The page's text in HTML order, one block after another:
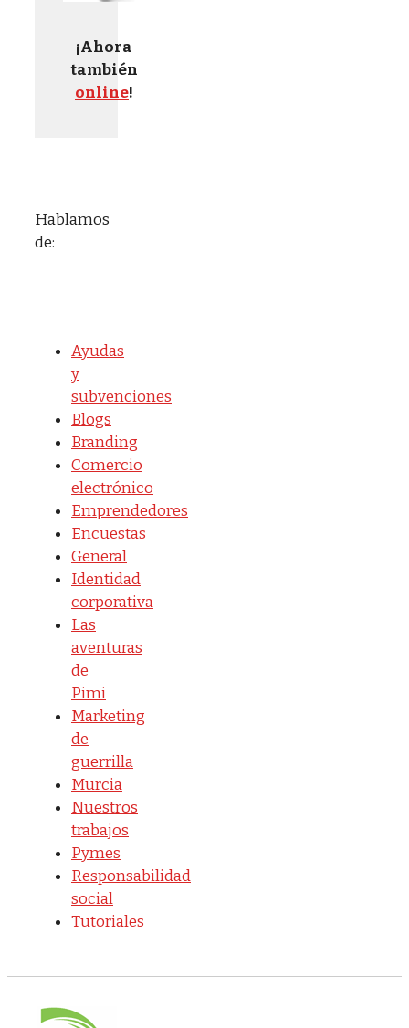
¡Ahora
también
online!
Hablamos
de:
Ayudas
y
subvenciones
Blogs
Branding
Comercio
electrónico
Emprendedores
Encuestas
General
Identidad
corporativa
Las
aventuras
de
Pimi
Marketing
de
guerrilla
Murcia
Nuestros
trabajos
Pymes
Responsabilidad
social
Tutoriales